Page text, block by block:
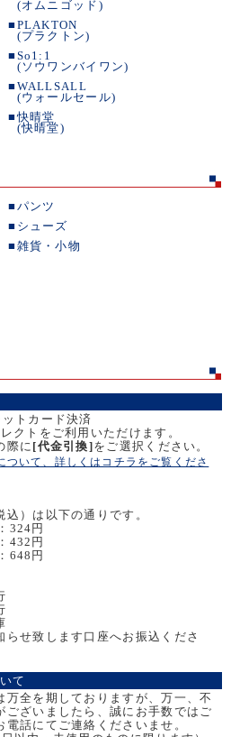
(オムニゴッド)
■ PLAKTON
(プラクトン)
■ So1:1
(ソウワンバイワン)
■ WALLSALL
(ウォールセール)
■快晴堂
(快晴堂)
■ パンツ
■ シューズ
■ 雑貨・小物
トカード決済
クトをご利用いただけます。
際に [代金引換]をご選択ください。
ついて、詳しくはコチラをご覧くださ
込）は以下の通りです。
324円
432円
648円
らせ致します口座へお振込くださ
て
万全を期しておりますが、万一、不
ございましたら、誠にお手数ではご
電話にてご連絡くださいませ。